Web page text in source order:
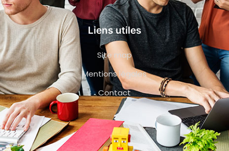
Liens utiles
Site map
Mentions légales
Contact